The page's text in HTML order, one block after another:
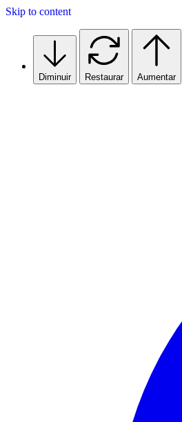
Skip to content
Diminuir Restaurar Aumentar